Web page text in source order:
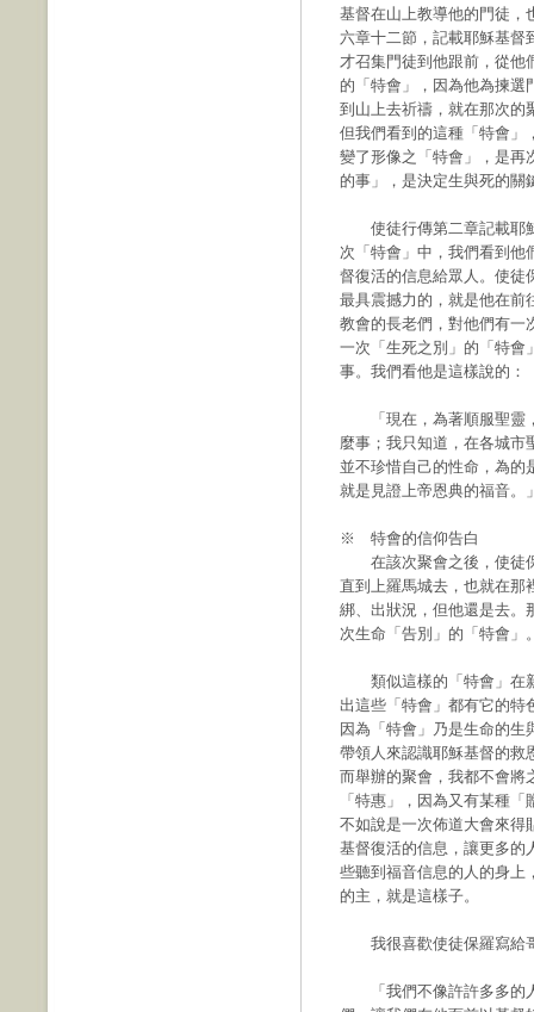
基督在山上教導他的門徒，
六章十二節，記載耶穌基督
才召集門徒到他跟前，從他
的「特會」，因為他為揀選
到山上去祈禱，就在那次的
但我們看到的這種「特會」
變了形像之「特會」，是再
的事」，是決定生與死的關
使徒行傳第二章記載耶穌
次「特會」中，我們看到他
督復活的信息給眾人。使徒
最具震撼力的，就是他在前
教會的長老們，對他們有一
一次「生死之別」的「特會
事。我們看他是這樣說的：
「現在，為著順服聖靈，
麼事；我只知道，在各城市
並不珍惜自己的性命，為的
就是見證上帝恩典的福音。
※ 特會的信仰告白
在該次聚會之後，使徒保
直到上羅馬城去，也就在那
綁、出狀況，但他還是去。
次生命「告別」的「特會」
類似這樣的「特會」在新
出這些「特會」都有它的特
因為「特會」乃是生命的
帶領人來認識耶穌基督的救
而舉辦的聚會，我都不會將
「特惠」，因為又有某種
不如說是一次佈道大會來得
基督復活的信息，讓更多的
些聽到福音信息的人的身上
的主，就是這樣子。
我很喜歡使徒保羅寫給
「我們不像許許多多的人